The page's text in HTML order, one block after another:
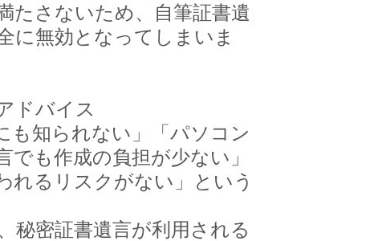
たさないため、自筆証書遺
に無効となってしまいま
ドバイス
も知られない」「パソコン
も作成の負担が少ない」
れるリスクがない」という
秘密証書遺言が利用される